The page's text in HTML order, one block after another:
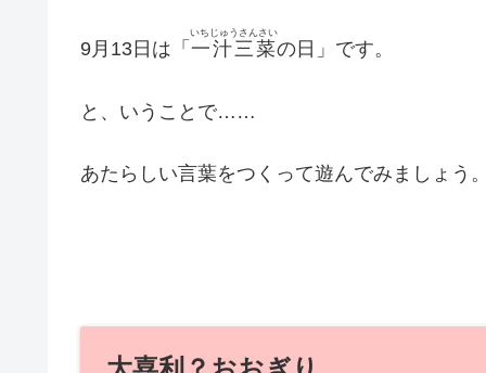
9月13日は「 一汁三菜
いちじゅうさんさい
の日」です。
と、いうことで……
あたらしい言葉をつくって遊んでみましょう